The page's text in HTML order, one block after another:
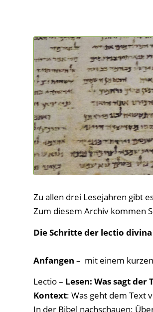
Zu allen drei Lesejahren gibt
Zum diesem Archiv kommen
Die Schritte der lectio
Anfangen – mit einem
Lectio – Lesen: Was sagt der
Kontext: Was geht dem Text
In der Bibel nachschauen: